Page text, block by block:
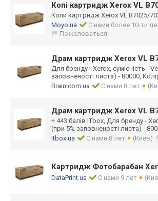
Копі картридж Xerox VL
Копи картридж Xerox VL B7025/
Moyo.ua
С нами более 10-ти
Пожаловаться
Драм картридж Xerox VL
Для бренду - Xerox, сумісність -
заповненості листа) - 80000,
Brain.com.ua
С нами 8 лет
Драм картридж Xerox VL
+ 443 балів ITbox, Для бренду -
(при 5% заповненості листа) -
Itbox.ua
С нами 8 лет (Киев)
Картридж Фотобарабан
DataPrint.ua С нами 9 лет